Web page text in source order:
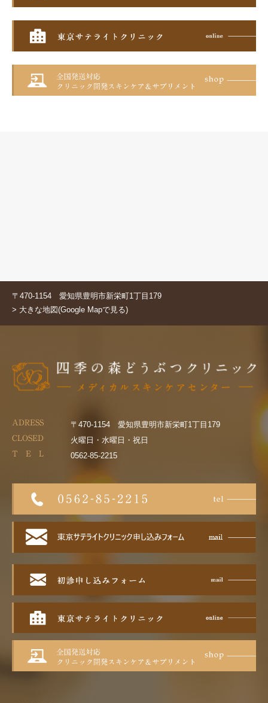
〒470-1154 愛知県豊明市新栄町1丁目179
> 大きな地図(Google Mapで見る)
ADRESS 〒470-1154 愛知県豊明市新栄町1丁目179
CLOSED 火曜日・水曜日・祝日
T E L 0562-85-2215